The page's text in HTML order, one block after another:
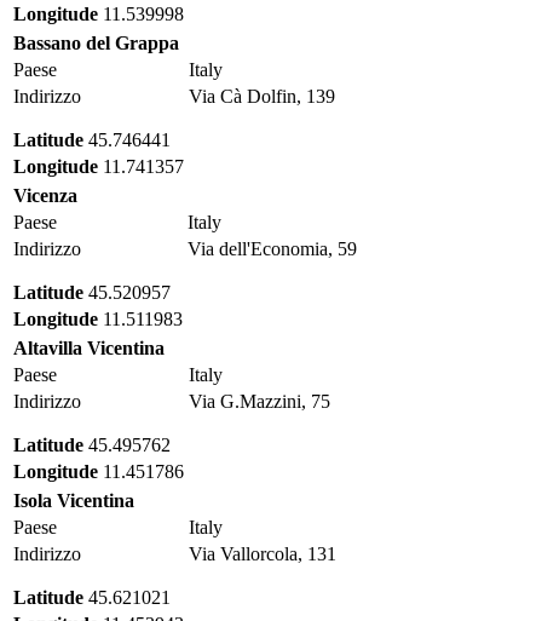
Longitude 11.539998
Bassano del Grappa
Paese
Italy
Indirizzo
Via Cà Dolfin, 139
Latitude 45.746441
Longitude 11.741357
Vicenza
Paese
Italy
Indirizzo
Via dell'Economia, 59
Latitude 45.520957
Longitude 11.511983
Altavilla Vicentina
Paese
Italy
Indirizzo
Via G.Mazzini, 75
Latitude 45.495762
Longitude 11.451786
Isola Vicentina
Paese
Italy
Indirizzo
Via Vallorcola, 131
Latitude 45.621021